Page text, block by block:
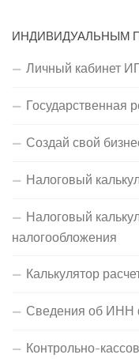
ИНДИВИДУАЛЬНЫМ
Личный кабинет
Государственная
Создай свой
Налоговый
Налоговый
налогообложения
Калькулятор
Сведения об ИНН
Контрольно-